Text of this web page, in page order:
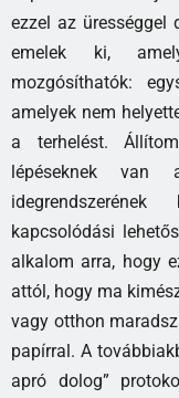
ezzel az ürességgel
emelek ki,
mozgósíthatók:
amelyek nem
a terhelést.
lépéseknek
kapcsolódási
alkalom arra, hogy
attól, hogy ma
vagy otthon
papírral. A
apró dolog”